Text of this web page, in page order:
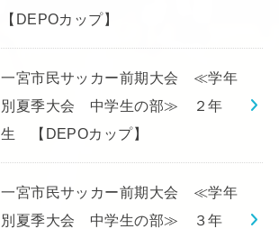
【DEPOカップ】
一宮市民サッカー前期大会 ≪学年
別夏季大会 中学生の部≫ ２年
生 【DEPOカップ】
一宮市民サッカー前期大会 ≪学年
別夏季大会 中学生の部≫ ３年